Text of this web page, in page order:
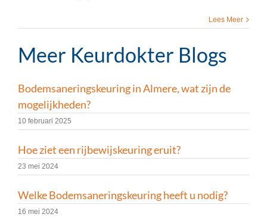
Lees Meer
Meer Keurdokter Blogs
Bodemsaneringskeuring in Almere, wat zijn de
mogelijkheden?
10 februari 2025
Hoe ziet een rijbewijskeuring eruit?
23 mei 2024
Welke Bodemsaneringskeuring heeft u nodig?
16 mei 2024